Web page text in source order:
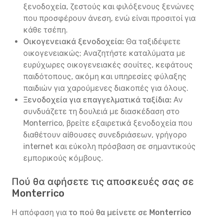
ξενοδοχεία, ζεστούς και φιλόξενους ξενώνες
που προσφέρουν άνεση, ενώ είναι προσιτοί για
κάθε τσέπη.
Οικογενειακά ξενοδοχεία: Θα ταξιδέψετε
οικογενειακώς; Αναζητήστε καταλύματα με
ευρύχωρες οικογενειακές σουίτες, κεφάτους
παιδότοπους, ακόμη και υπηρεσίες φύλαξης
παιδιών για χαρούμενες διακοπές για όλους.
Ξενοδοχεία για επαγγελματικά ταξίδια: Αν
συνδυάζετε τη δουλειά με διασκέδαση στο
Monterrico, βρείτε εξαιρετικά ξενοδοχεία που
διαθέτουν αίθουσες συνεδριάσεων, γρήγορο
internet και εύκολη πρόσβαση σε σημαντικούς
εμπορικούς κόμβους.
Πού θα αφήσετε τις αποσκευές σας σε
Monterrico
Η απόφαση για το πού θα μείνετε σε Monterrico